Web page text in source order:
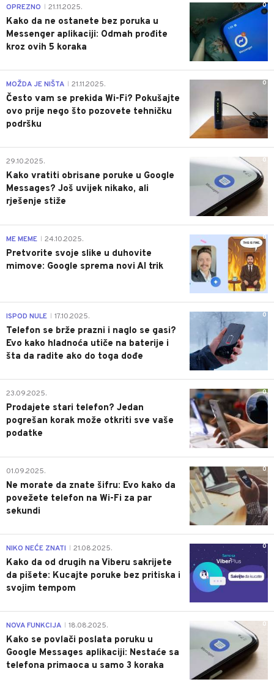
0
OPREZNO 21.11.2025.
Kako da ne ostanete bez poruka u
Messenger aplikaciji: Odmah prođite
kroz ovih 5 koraka
0
MOŽDA JE NIŠTA 21.11.2025.
Često vam se prekida Wi-Fi? Pokušajte
ovo prije nego što pozovete tehničku
podršku
0
29.10.2025.
Kako vratiti obrisane poruke u Google
Messages? Još uvijek nikako, ali
rješenje stiže
0
ME MEME 24.10.2025.
Pretvorite svoje slike u duhovite
mimove: Google sprema novi AI trik
0
ISPOD NULE 17.10.2025.
Telefon se brže prazni i naglo se gasi?
Evo kako hladnoća utiče na baterije i
šta da radite ako do toga dođe
0
23.09.2025.
Prodajete stari telefon? Jedan
pogrešan korak može otkriti sve vaše
podatke
0
01.09.2025.
Ne morate da znate šifru: Evo kako da
povežete telefon na Wi-Fi za par
sekundi
0
NIKO NEĆE ZNATI 21.08.2025.
Kako da od drugih na Viberu sakrijete
da pišete: Kucajte poruke bez pritiska i
svojim tempom
0
NOVA FUNKCIJA 18.08.2025.
Kako se povlači poslata poruku u
Google Messages aplikaciji: Nestaće sa
telefona primaoca u samo 3 koraka